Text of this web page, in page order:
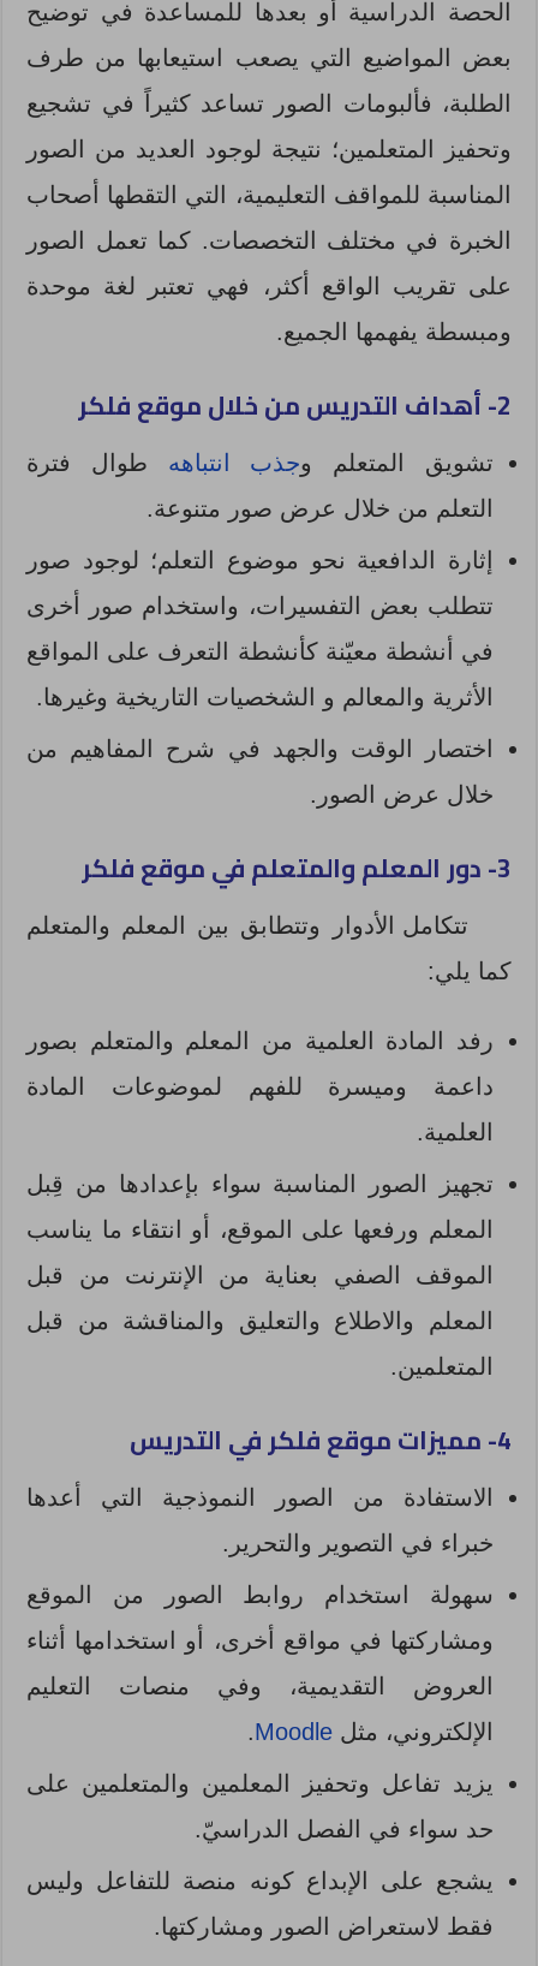
الحصة الدراسية أو بعدها للمساعدة في توضيح
بعض المواضيع التي يصعب استيعابها من طرف
الطلبة، فألبومات الصور تساعد كثيراً في تشجيع
وتحفيز المتعلمين؛ نتيجة لوجود العديد من الصور
المناسبة للمواقف التعليمية، التي التقطها أصحاب
الخبرة في مختلف التخصصات. كما تعمل الصور
على تقريب الواقع أكثر، فهي تعتبر لغة موحدة
ومبسطة يفهمها الجميع.
2- أهداف التدريس من خلال موقع فلكر
تشويق المتعلم وجذب انتباهه طوال فترة
التعلم من خلال عرض صور متنوعة.
إثارة الدافعية نحو موضوع التعلم؛ لوجود صور
تتطلب بعض التفسيرات، واستخدام صور أخرى
في أنشطة معيّنة كأنشطة التعرف على المواقع
الأثرية والمعالم و الشخصيات التاريخية وغيرها.
اختصار الوقت والجهد في شرح المفاهيم من
خلال عرض الصور.
3- دور المعلم والمتعلم في موقع فلكر
تتكامل الأدوار وتتطابق بين المعلم والمتعلم
كما يلي:
رفد المادة العلمية من المعلم والمتعلم بصور
داعمة وميسرة للفهم لموضوعات المادة
العلمية.
تجهيز الصور المناسبة سواء بإعدادها من قِبل
المعلم ورفعها على الموقع، أو انتقاء ما يناسب
الموقف الصفي بعناية من الإنترنت من قبل
المعلم والاطلاع والتعليق والمناقشة من قبل
المتعلمين.
4- مميزات موقع فلكر في التدريس
الاستفادة من الصور النموذجية التي أعدها
خبراء في التصوير والتحرير.
سهولة استخدام روابط الصور من الموقع
ومشاركتها في مواقع أخرى، أو استخدامها أثناء
العروض التقديمية، وفي منصات التعليم
الإلكتروني، مثلMoodle
.
يزيد تفاعل وتحفيز المعلمين والمتعلمين على
حد سواء في الفصل الدراسيّ.
يشجع على الإبداع كونه منصة للتفاعل وليس
فقط لاستعراض الصور ومشاركتها.